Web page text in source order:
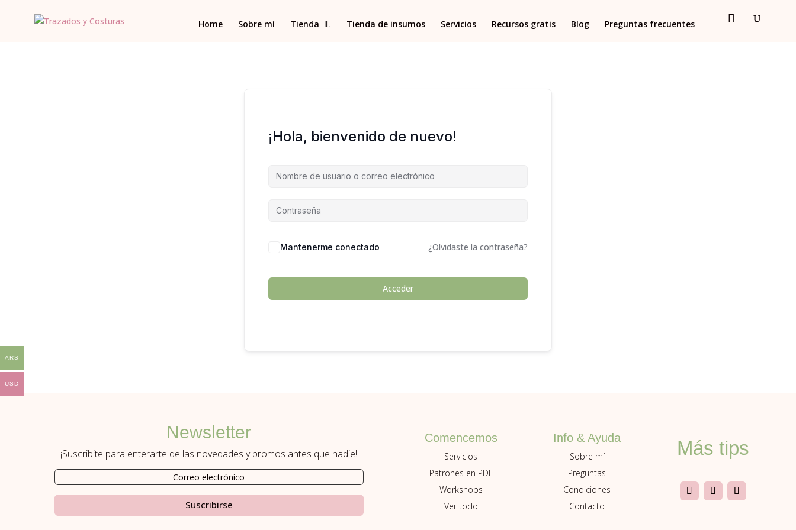
Home Sobre mí Tienda Tienda de insumos Servicios Recursos gratis Blog Preguntas frecuentes
¡Hola, bienvenido de nuevo!
Mantenerme conectado ¿Olvidaste la contraseña?
Acceder
Newsletter
¡Suscribite para enterarte de las novedades y promos antes que nadie!
Suscribirse
Comencemos
Servicios
Patrones en PDF
Workshops
Ver todo
Info & Ayuda
Sobre mí
Preguntas
Condiciones
Contacto
Más tips
ARS
USD